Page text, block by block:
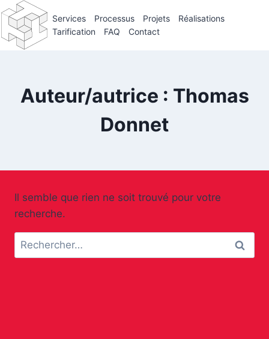
Aller
au
contenu
Services Processus Projets
Réalisations
Tarification
FAQ Contact
Auteur/autrice : Thomas
Donnet
Il semble que rien ne soit trouvé pour votre
recherche.
Rechercher :